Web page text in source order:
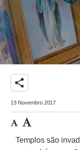
share
13 Novembro 2017
Templos são